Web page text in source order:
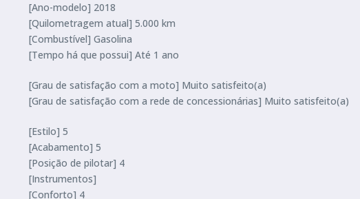
[Ano-modelo] 2018
[Quilometragem atual] 5.000 km
[Combustível] Gasolina
[Tempo há que possui] Até 1 ano
[Grau de satisfação com a moto] Muito satisfeito(a)
[Grau de satisfação com a rede de concessionárias] Muito satisfeito(a)
[Estilo] 5
[Acabamento] 5
[Posição de pilotar] 4
[Instrumentos]
[Conforto] 4